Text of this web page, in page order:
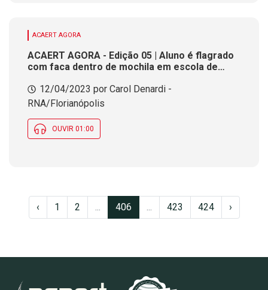
ACAERT AGORA
ACAERT AGORA - Edição 05 | Aluno é flagrado
com faca dentro de mochila em escola de
12/04/2023 por Carol Denardi -
RNA/Florianópolis
OUVIR 01:00
‹ 1 2 ... 406 ... 423 424 ›